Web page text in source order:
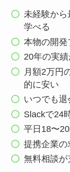
未経験から
学べる
本物の開発
20年の実
月額2万円
的に安い
いつでも
Slackで24
平日18〜
提携企業の
無料相談が